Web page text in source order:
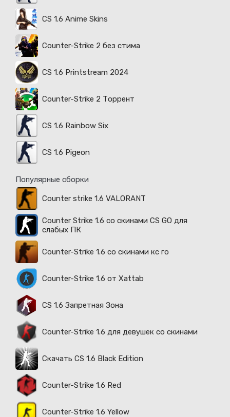
CS 1.6 Anime Skins
Counter-Strike 2 без стима
CS 1.6 Printstream 2024
Counter-Strike 2 Торрент
CS 1.6 Rainbow Six
CS 1.6 Pigeon
Популярные сборки
Counter strike 1.6 VALORANT
Counter Strike 1.6 со скинами CS GO для
слабых ПК
Counter-Strike 1.6 со скинами кс го
Counter-Strike 1.6 от Xattab
CS 1.6 Запретная Зона
Counter-Strike 1.6 для девушек со скинами
Скачать CS 1.6 Black Edition
Counter-Strike 1.6 Red
Counter-Strike 1.6 Yellow